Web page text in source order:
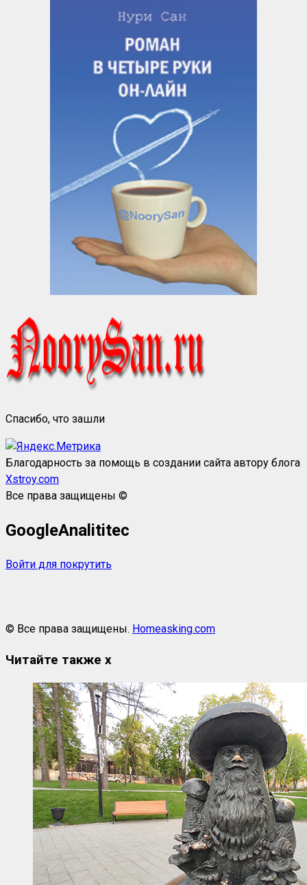
Спасибо, что зашли
Благодарность за помощь в создании сайта автору блога
Xstroy.com
Все права защищены ©
GoogleAnalititec
Войти для покрутить
© Все права защищены. Homeasking.com
Читайте также x